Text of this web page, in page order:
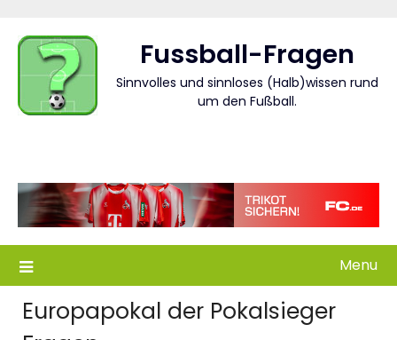
content
Fussball-Fragen
Sinnvolles und sinnloses (Halb)wissen rund
um den Fußball.
Menu
Europapokal der Pokalsieger